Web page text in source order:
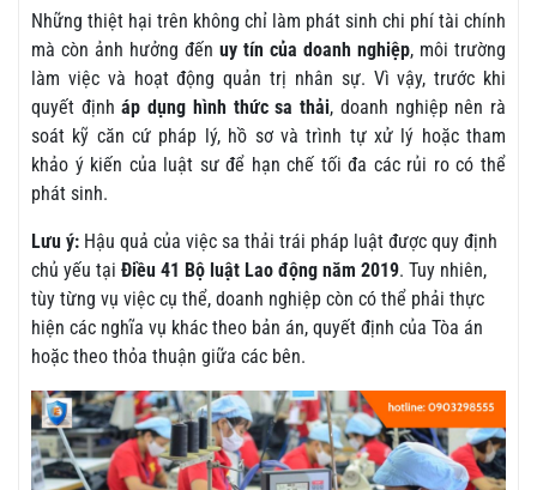
Những thiệt hại trên không chỉ làm phát sinh chi phí tài chính
mà còn ảnh hưởng đến uy tín của doanh nghiệp, môi trường
làm việc và hoạt động quản trị nhân sự. Vì vậy, trước khi
quyết địnháp dụng hình thức sa thải, doanh nghiệp nên rà
soát kỹ căn cứ pháp lý, hồ sơ và trình tự xử lý hoặc tham
khảo ý kiến của luật sư để hạn chế tối đa các rủi ro có thể
phát sinh.
Lưu ý: Hậu quả của việc sa thải trái pháp luật được quy định
chủ yếu tại Điều 41 Bộ luật Lao động năm 2019. Tuy nhiên,
tùy từng vụ việc cụ thể, doanh nghiệp còn có thể phải thực
hiện các nghĩa vụ khác theo bản án, quyết định của Tòa án
hoặc theo thỏa thuận giữa các bên.